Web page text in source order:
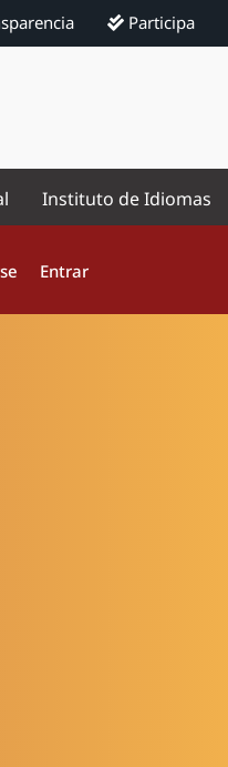
Participa
Instituto de Idiomas
Entrar